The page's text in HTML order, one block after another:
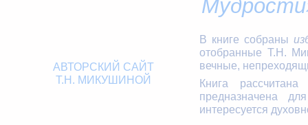
АВТОРСКИЙ САЙТ
Т.Н. МИКУШИНОЙ
В книге собраны
отобранные Т.Н.
вечные,
Книга
предназначена
интересуется